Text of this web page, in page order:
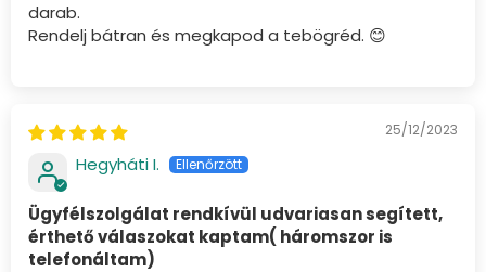
darab.
Rendelj bátran és megkapod a tebögréd. 😊
25/12/2023
Hegyháti I.
Ügyfélszolgálat rendkívül udvariasan segített,
érthető válaszokat kaptam( háromszor is
telefonáltam)